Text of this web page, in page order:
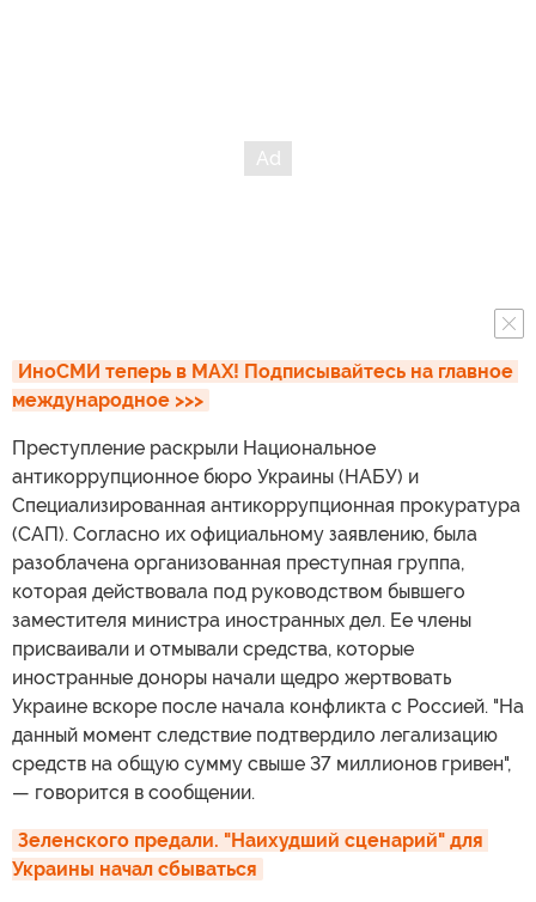
ИноСМИ теперь в MAX! Подписывайтесь на главное
международное >>>
Преступление раскрыли Национальное
антикоррупционное бюро Украины (НАБУ) и
Специализированная антикоррупционная прокуратура
(САП). Согласно их официальному заявлению, была
разоблачена организованная преступная группа,
которая действовала под руководством бывшего
заместителя министра иностранных дел. Ее члены
присваивали и отмывали средства, которые
иностранные доноры начали щедро жертвовать
Украине вскоре после начала конфликта с Россией. "На
данный момент следствие подтвердило легализацию
средств на общую сумму свыше 37 миллионов гривен",
— говорится в сообщении.
Зеленского предали. "Наихудший сценарий" для
Украины начал сбываться